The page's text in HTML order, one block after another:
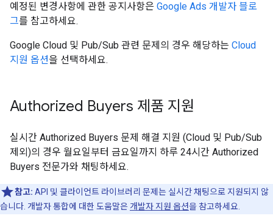
예정된 변경사항에 관한 공지사항은 Google Ads 개발자 블로
그를 참고하세요.
Google Cloud 및 Pub/Sub 관련 문제의 경우 해당하는 Cloud
지원 옵션을 선택하세요.
Authorized Buyers 제품 지원
실시간 Authorized Buyers 문제 해결 지원 (Cloud 및 Pub/Sub
제외)의 경우 월요일부터 금요일까지 하루 24시간 Authorized
Buyers 전문가와 채팅하세요.
참고: API 및 클라이언트 라이브러리 문제는 실시간 채팅으로 지원되지 않
습니다. 개발자 통합에 대한 도움말은 개발자 지원 옵션을 참고하세요.